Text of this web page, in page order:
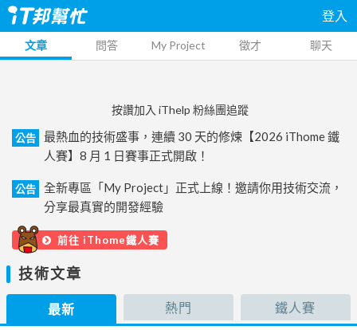
登入
文章 問答 My Project 徵才 聊天
按讚加入 iThelp 粉絲團追蹤
公告
最熱血的技術盛事，連續 30 天的修煉【2026 iThome 鐵
人賽】8 月 1 日賽事正式開啟！
公告
全新專區「My Project」正式上線！邀請你用技術交流，
分享最真實的開發經驗
前往 iThome鐵人賽
技術文章
最新 熱門 鐵人賽